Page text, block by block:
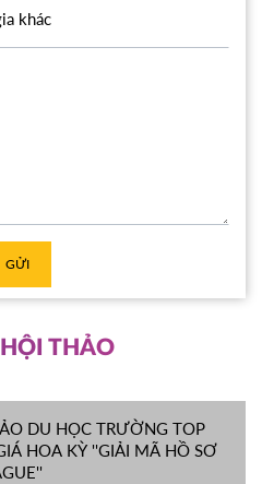
GỬI
HỘI THẢO
DU HỌC TRƯỜNG TOP
HOA KỲ ''GIẢI MÃ HỒ SƠ